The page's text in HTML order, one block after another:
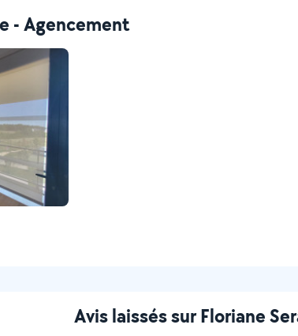
- Agencement
Avis laissés sur Floriane